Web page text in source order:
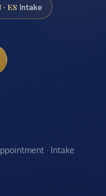
· ES Intake
· Intake